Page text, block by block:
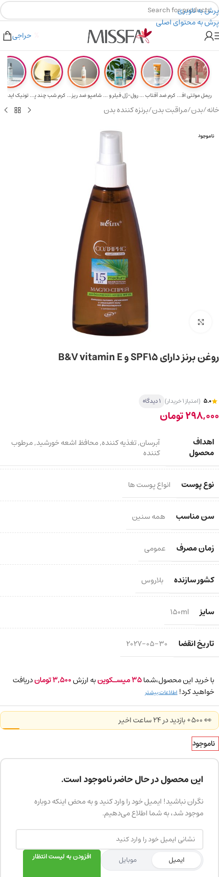
پرش به ناوبری
پرش به محتوای اصلی
۲٪ تخفیف روی سبد خرید برای روش کارت به کارت
هدیه برای خرید های بالای ۵ میلیون تومن
حراجی
ریمل مولتی افکت... کرم ضد آفتاب حا... رول-ژل فیلر و م... شامپو ضد ریزش و... کرم شب چند پپتی... تونیک ایده
خانه/بدن/مراقبت بدن/برنزه کننده بدن
ناموجود
برای بزرگ‌نمایی کلیک کنید
روغن برنز دارای SPF15 و B&V vitamin E
5.0 (امتیاز 1 خریدار) 1 دیدگاه
298,000تومان
اهداف
محصول
آبرسان,تغذیه کننده,محافظ اشعه خورشید,مرطوب
کننده
نوع پوست انواع پوست ها
سن مناسب همه سنین
زمان مصرف عمومی
کشور سازنده بلاروس
سایز 150ml
تاریخ انقضا 2027-05-30
با خرید این محصول،شما35میسـکوینبه ارزش3,500توماندریافت
خواهید کرد! اطلاعات بیشتر
👀 500+ بازدید در ۲۴ ساعت اخیر
ناموجود
این محصول در حال حاضر ناموجود است.
نگران نباشید! ایمیل خود را وارد کنید و به محض اینکه دوباره
موجود شد، به شما اطلاع می‌دهیم.
ایمیل موبایل افزودن به لیست انتظار